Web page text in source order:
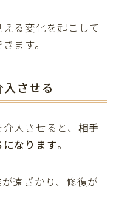
る変化を起こして
ます。
させる
入させると、 相手
なります。
遠ざかり、修復が